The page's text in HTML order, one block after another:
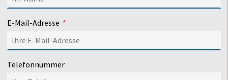
E-Mail-Adresse
Telefonnummer